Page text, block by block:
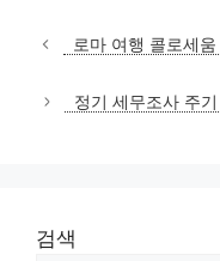
로마 여행 콜로세
정기 세무조사 주
검색